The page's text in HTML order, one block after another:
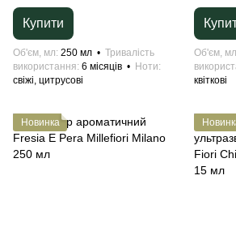
Купити
Об'єм, мл 250 мл
Тривалість
використання 6 місяців
Ноти
свіжі, цитрусові
Об'єм, мл
квіткові
Новинка